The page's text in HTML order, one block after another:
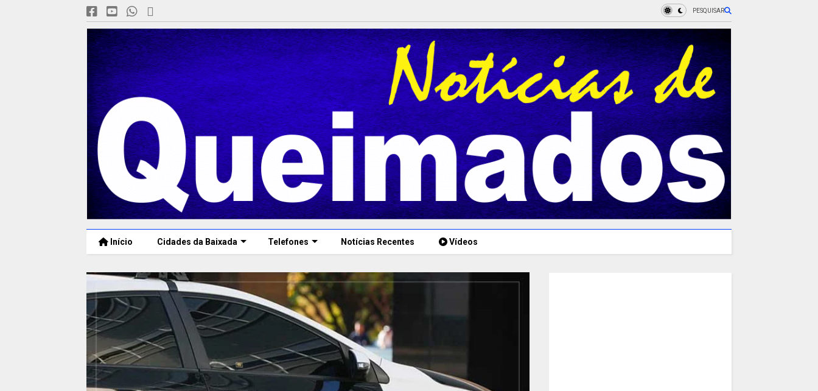
PESQUISAR
Início Cidades da Baixada Telefones Notícias Recentes Vídeos